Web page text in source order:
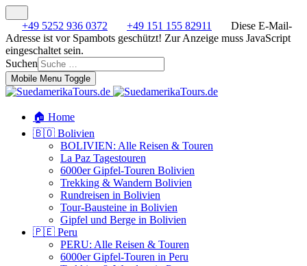
+49 5252 936 0372 +49 151 155 82911
Diese E-Mail-
Adresse ist vor Spambots geschützt! Zur Anzeige muss JavaScript
eingeschaltet sein.
Suchen
Mobile Menu Toggle
🏠 Home
🇧🇴 Bolivien
BOLIVIEN: Alle Reisen & Touren
La Paz Tagestouren
6000er Gipfel-Touren Bolivien
Trekking & Wandern Bolivien
Rundreisen in Bolivien
Tour-Bausteine in Bolivien
Gipfel und Berge in Bolivien
🇵🇪 Peru
PERU: Alle Reisen & Touren
6000er Gipfel-Touren in Peru